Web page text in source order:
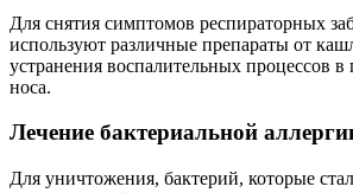
Для снятия симптомов респираторных
используют различные препараты от
устранения воспалительных процессов в
носа.
Лечение бактериальной
Для уничтожения, бактерий, которые